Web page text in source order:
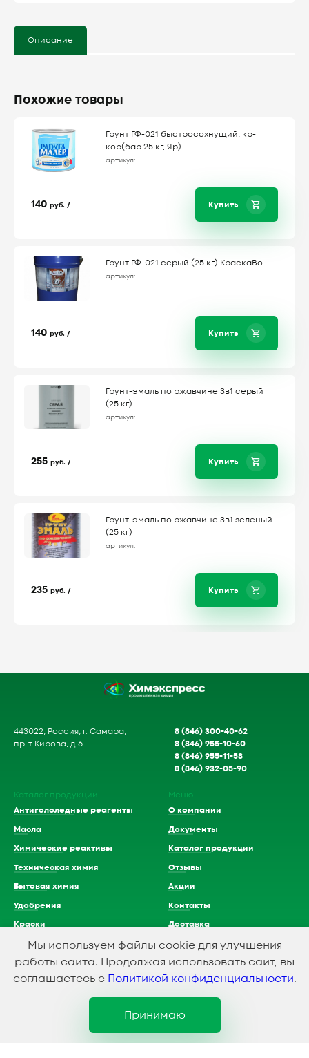
Описание
Похожие товары
Грунт ГФ-021 быстросохнущий, кр-
кор(бар.25 кг, Яр)
артикул:
140 руб. / Купить
Грунт ГФ-021 серый (25 кг) КраскаВо
артикул:
140 руб. / Купить
Грунт-эмаль по ржавчине 3в1 серый
(25 кг)
артикул:
255 руб. / Купить
Грунт-эмаль по ржавчине 3в1 зеленый
(25 кг)
артикул:
235 руб. / Купить
443022, Россия, г. Самара,
пр-т Кирова, д.6
8 (846) 300-40-62
8 (846) 955-10-60
8 (846) 955-11-58
8 (846) 932-05-90
Каталог продукции
Антигололедные реагенты
Масла
Химические реактивы
Техническая химия
Бытовая химия
Удобрения
Краски
Растворители
Кислоты
Меню
О компании
Документы
Каталог продукции
Отзывы
Акции
Контакты
Доставка
1994-2023 © ООО Химэкспресс
Создание и продвижение сайта SMEDIAGROUP
Мы используем файлы cookie для улучшения
работы сайта. Продолжая использовать сайт, вы
соглашаетесь с Политикой конфиденциальности.
Принимаю